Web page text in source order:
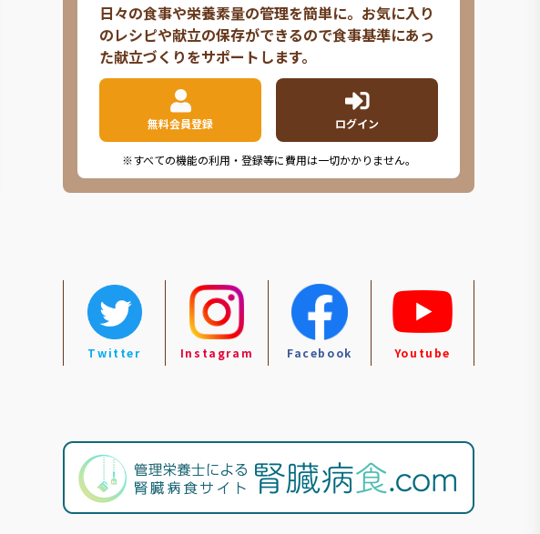
日々の食事や栄養素量の管理を簡単に。お気に入り
のレシピや献立の保存ができるので食事基準にあっ
た献立づくりをサポートします。
無料会員登録 ログイン
※すべての機能の利用・登録等に費用は一切かかりません。
Twitter Instagram Facebook Youtube